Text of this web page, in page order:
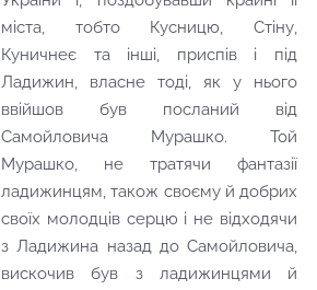
міста, тобто Кусницю, Стіну,
Куничнеє та інші, приспів і під
Ладижин, власне тоді, як у нього
ввійшов був посланий від
Самойловича Мурашко. Той
Мурашко, не тратячи фантазії
ладижинцям, також своєму й добрих
своїх молодців серцю і не відходячи
з Ладижина назад до Самойловича,
вискочив був з ладижинцями й